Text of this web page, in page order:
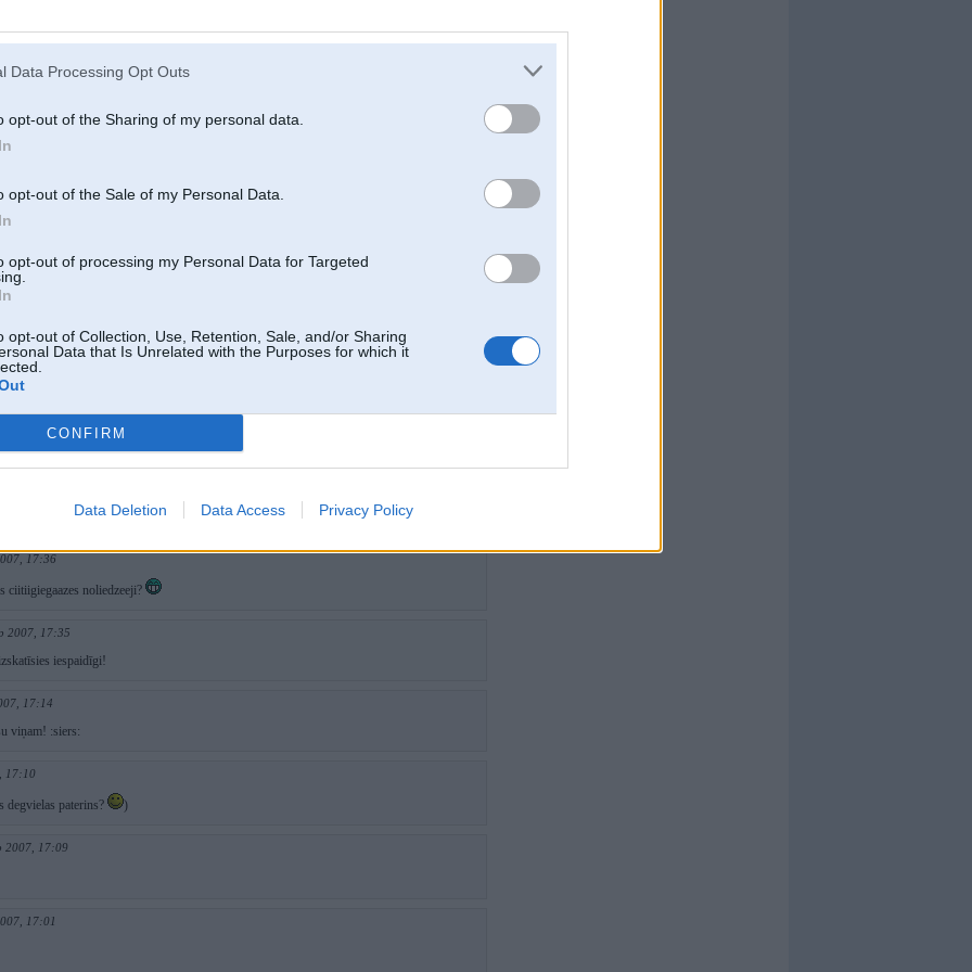
Data Processing Opt Outs
opt-out of the Sharing of my personal data.
opt-out of the Sale of my Personal Data.
opt-out of processing my Personal Data for Targeted
opt-out of Collection, Use, Retention, Sale, and/or Sharing
Data that Is Unrelated with the Purposes for which it
CONFIRM
Data Deletion Data Access Privacy Policy
17:58
piepildijies, bmw uz gaazes
17:57
2007, 17:55
spārni so-so, bet dzīvē būtu :shock:
2007, 17:38
17:36
ciitiigiegaazes noliedzeeji?
2007, 17:35
iespaidīgi!
17:14
viņam! :siers:
17:10
degvielas paterins? )
2007, 17:09
17:01